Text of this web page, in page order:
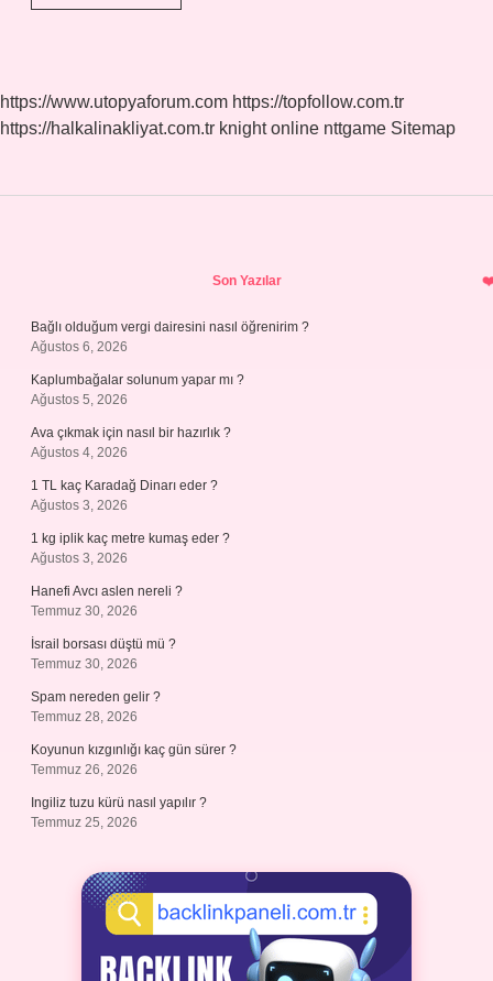
12
Nedir
https://www.utopyaforum.com https://topfollow.com.tr
https://halkalinakliyat.com.tr knight online nttgame Sitemap
Son Yazılar
Bağlı olduğum vergi dairesini nasıl öğrenirim ?
Ağustos 6, 2026
Kaplumbağalar solunum yapar mı ?
Ağustos 5, 2026
Ava çıkmak için nasıl bir hazırlık ?
Ağustos 4, 2026
1 TL kaç Karadağ Dinarı eder ?
Ağustos 3, 2026
1 kg iplik kaç metre kumaş eder ?
Ağustos 3, 2026
Hanefi Avcı aslen nereli ?
Temmuz 30, 2026
İsrail borsası düştü mü ?
Temmuz 30, 2026
Spam nereden gelir ?
Temmuz 28, 2026
Koyunun kızgınlığı kaç gün sürer ?
Temmuz 26, 2026
Ingiliz tuzu kürü nasıl yapılır ?
Temmuz 25, 2026